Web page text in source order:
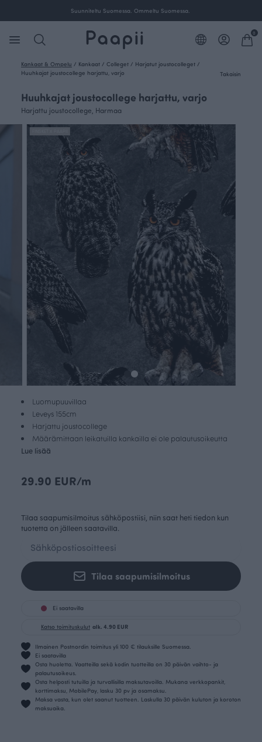
Suunniteltu Suomessa. Ommeltu Suomessa.
0
Kankaat & Ompelu / Kankaat / Colleget / Harjatut joustocolleget /
Huuhkajat joustocollege harjattu, varjo
Takaisin
Huuhkajat joustocollege harjattu, varjo
Harjattu joustocollege, Harmaa
Luomupuuvillaa
Leveys 155cm
Harjattu joustocollege
Määrämittaan leikatuilla kankailla ei ole palautusoikeutta
Lue lisää
29.90 EUR/m
Tilaa saapumisilmoitus sähköpostiisi, niin saat heti tiedon kun
tuotetta on jälleen saatavilla.
Tilaa saapumisilmoitus
Ei saatavilla
Katso toimituskulut alk. 4.90 EUR
Ilmainen Postnordin toimitus yli 100 € tilauksille Suomessa.
Ei saatavilla
Osta huoletta. Vaatteilla sekä kodin tuotteilla on 30 päivän vaihto- ja
palautusoikeus.
Osta helposti tutuilla ja turvallisilla maksutavoilla. Mukana verkkopankit,
korttimaksu, MobilePay, lasku 30 pv ja osamaksu.
Maksa vasta, kun olet saanut tuotteen. Laskulla 30 päivän kuluton ja koroton
maksuaika.